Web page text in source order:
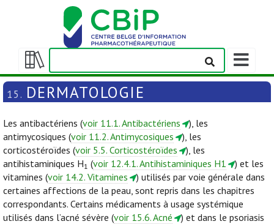
Afficher/masquer
la
table
matières
Afficher/
la
barre
navigation
15. DERMATOLOGIE
Les antibactériens (voir 11.1. Antibactériens
), les
antimycosiques (voir 11.2. Antimycosiques
), les
corticostéroïdes (voir 5.5. Corticostéroïdes
), les
antihistaminiques H1 (voir 12.4.1. Antihistaminiques H1
) et les
vitamines (voir 14.2. Vitamines
) utilisés par voie générale dans
certaines affections de la peau, sont repris dans les chapitres
correspondants. Certains médicaments à usage systémique
utilisés dans l’acné sévère (voir 15.6. Acné
) et dans le psoriasis